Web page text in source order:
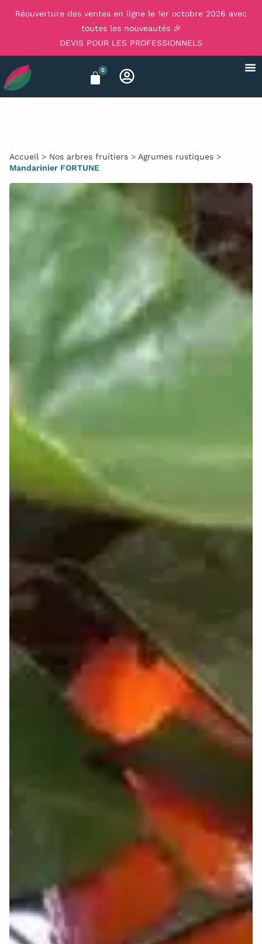
Réouverture des ventes en ligne le 1er octobre 2026 avec
toutes les nouveautés 🎉
DEVIS POUR LES PROFESSIONNELS
0
Accueil > Nos arbres fruitiers > Agrumes rustiques >
Mandarinier FORTUNE